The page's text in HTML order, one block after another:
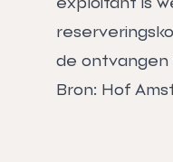
de
Bron: Hof